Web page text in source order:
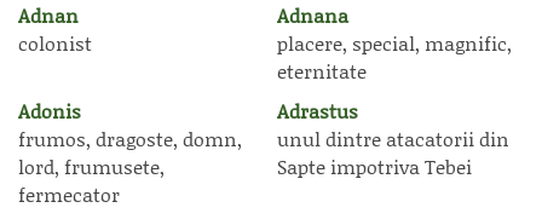
Adnan
colonist
Adnana
placere, special, magnific,
eternitate
Adonis
frumos, dragoste, domn,
lord, frumusete,
fermecator
Adrastus
unul dintre atacatorii din
Sapte impotriva Tebei